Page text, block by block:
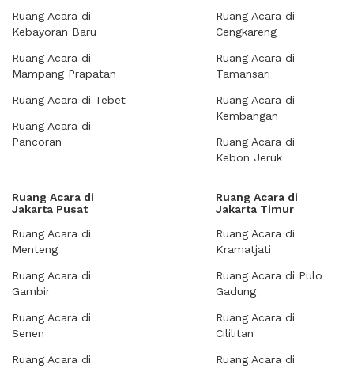
Ruang Acara di
Kebayoran Baru
Ruang Acara di
Mampang Prapatan
Ruang Acara di Tebet
Ruang Acara di
Pancoran
Ruang Acara di
Cengkareng
Ruang Acara di
Tamansari
Ruang Acara di
Kembangan
Ruang Acara di
Kebon Jeruk
Ruang Acara di
Jakarta Pusat
Ruang Acara di
Menteng
Ruang Acara di
Gambir
Ruang Acara di
Senen
Ruang Acara di
Ruang Acara di
Jakarta Timur
Ruang Acara di
Kramatjati
Ruang Acara di Pulo
Gadung
Ruang Acara di
Cililitan
Ruang Acara di